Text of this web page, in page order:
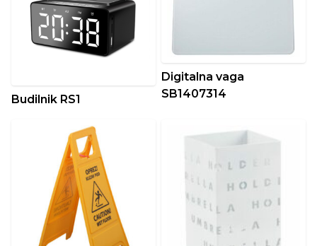
Budilnik RS1
Digitalna vaga
SB1407314